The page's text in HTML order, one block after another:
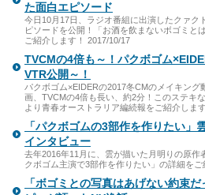
た面白エピソード
今日10月17日、ラジオ番組に出演したクァク
ピソードを公開！「お酒を飲まないボゴミと
ご紹介します！ 2017/10/17
TVCMの4倍も～！パクボゴム
VTR公開～！
パクボゴム×EIDERの2017冬CMのメイキン
画、TVCMの4倍も長い、約2分！このステキ
より青春オーストラリア編続報をご紹介しま
「パクボゴムの3部作を作りたい」
インタビュー
去年2016年11月に、雲が描いた月明りの原
クボゴム主演で3部作を作りたい」の詳細を
「ボゴミとの写真はあげない約束